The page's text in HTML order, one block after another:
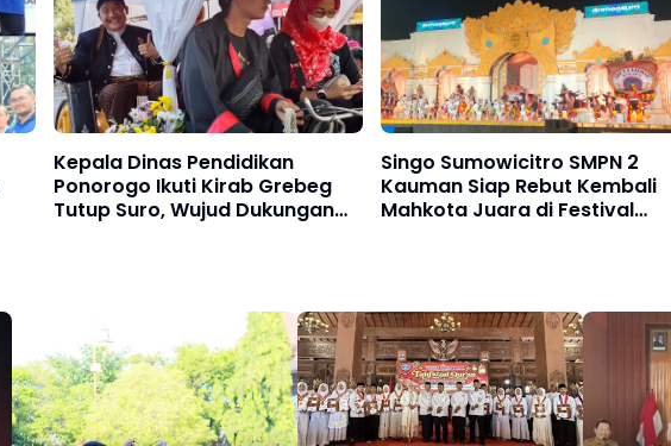
Kepala Dinas Pendidikan
Ponorogo Ikuti Kirab Grebeg
Tutup Suro, Wujud Dukungan
Singo Sumowicitro SMPN 2
Kauman Siap Rebut Kembali
Mahkota Juara di Festival